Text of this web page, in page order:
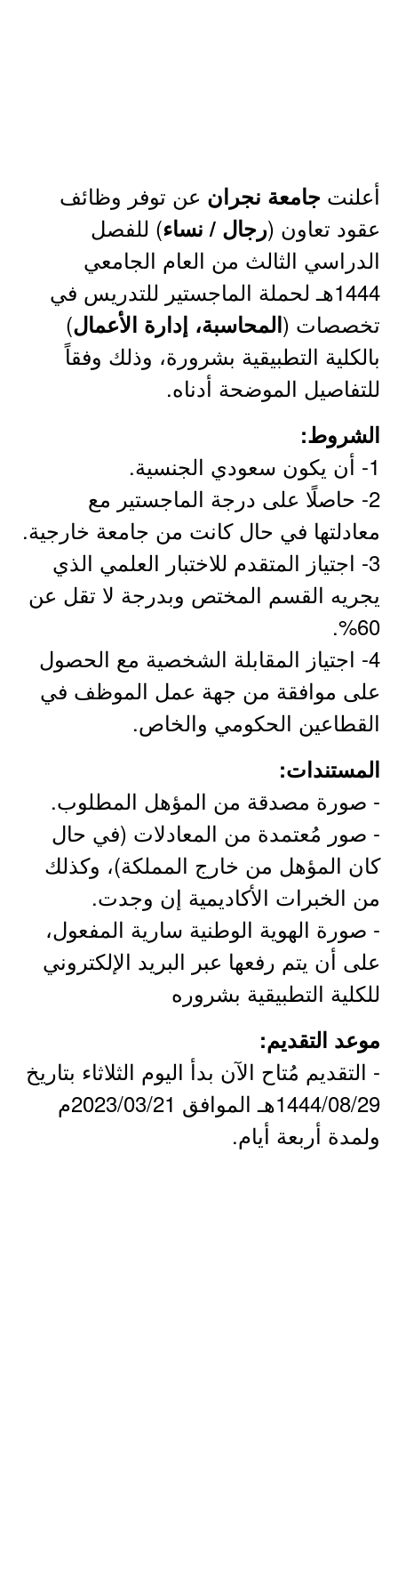
أعلنت جامعة نجران عن توفر وظائف
عقود تعاون (رجال / نساء) للفصل
الدراسي الثالث من العام الجامعي
1444هـ لحملة الماجستير للتدريس في
تخصصات (المحاسبة، إدارة الأعمال)
بالكلية التطبيقية بشرورة، وذلك وفقاً
للتفاصيل الموضحة أدناه.
الشروط:
1- أن يكون سعودي الجنسية.
2- حاصلًا على درجة الماجستير مع
معادلتها في حال كانت من جامعة خارجية.
3- اجتياز المتقدم للاختبار العلمي الذي
يجريه القسم المختص وبدرجة لا تقل عن
60%.
4- اجتياز المقابلة الشخصية مع الحصول
على موافقة من جهة عمل الموظف في
القطاعين الحكومي والخاص.
المستندات:
- صورة مصدقة من المؤهل المطلوب.
- صور مُعتمدة من المعادلات (في حال
كان المؤهل من خارج المملكة)، وكذلك
من الخبرات الأكاديمية إن وجدت.
- صورة الهوية الوطنية سارية المفعول،
على أن يتم رفعها عبر البريد الإلكتروني
للكلية التطبيقية بشروره
موعد التقديم:
- التقديم مُتاح الآن بدأ اليوم الثلاثاء بتاريخ
1444/08/29هـ الموافق 2023/03/21م
ولمدة أربعة أيام.